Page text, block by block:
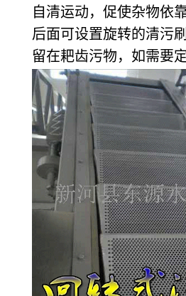
自清运动，促使杂物依
后面可设置旋转的清污
留在耙齿污物，如需要